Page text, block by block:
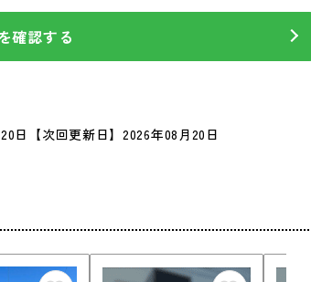
確認する
日 【次回更新日】2026年08月20日